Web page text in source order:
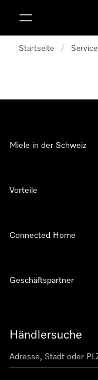
Startseite / Service
Händlersuche
Miele in der Schweiz
Vorteile
Connected Home
Geschäftspartner